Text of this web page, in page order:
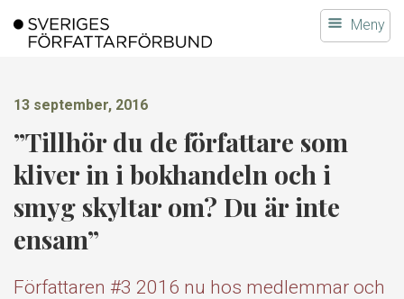
till
Meny
13 september, 2016
”Tillhör du de författare som
kliver in i bokhandeln och i
smyg skyltar om? Du är inte
ensam”
Författaren #3 2016 nu hos medlemmar och